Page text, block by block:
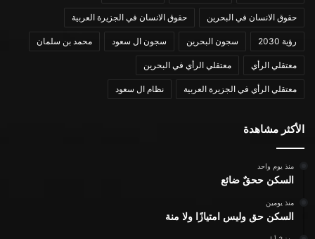
حقوق الانسان في البحرين حقوق الانسان في الجزيرة العربية
رؤية 2030 سجون البحرين سجون ال سعود محمد بن سلمان
معتقلي الرأي معتقلي الرأي في البحرين
معتقلي الرأي في الجزيرة العربية نظام ال سعود
الأكثر مشاهدة
منذ يوم واحد
السكن ححقٌ ضائع
منذ يومين
السكن حق وليس امتيازًا ولا منة